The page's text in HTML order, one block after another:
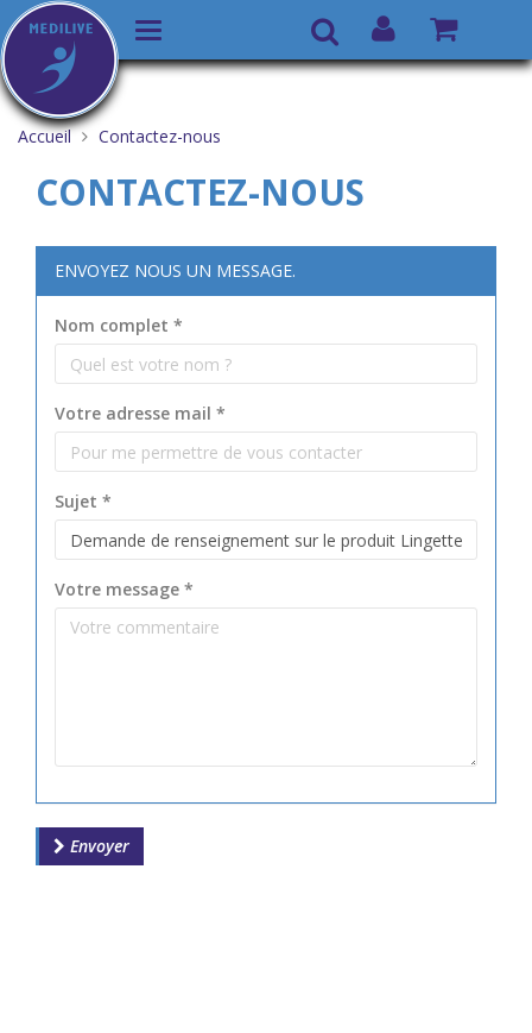
Aller
au
contenu
Recherche
Basculer
la
navigation
Vous
êtes
ici :
Accueil Contactez-nous
CONTACTEZ-NOUS
ENVOYEZ NOUS UN MESSAGE.
Nom complet *
Votre adresse mail *
Sujet *
Votre message *
Envoyer